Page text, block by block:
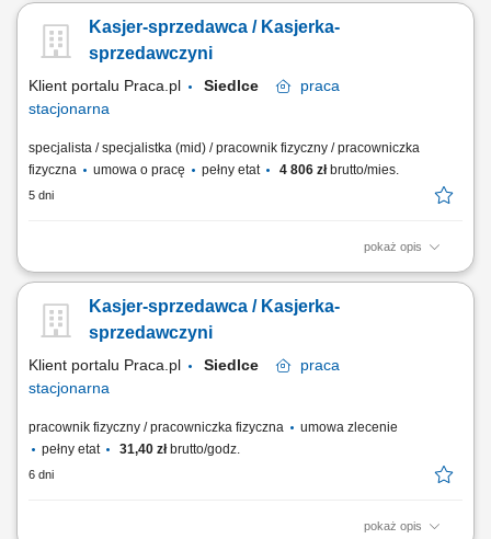
produktów; kontrola dat ważności towarów; praca zmianowa w systemie
2-zmianowym; utrzymywanie porządku na stanowisku pracy;
Kasjer-sprzedawca / Kasjerka-
sprzedawczyni
Klient portalu Praca.pl Siedlce
praca
stacjonarna
specjalista / specjalistka (mid) / pracownik fizyczny / pracowniczka
fizyczna
umowa o pracę pełny etat 4 806 złbrutto/mies.
5 dni
pokaż opis
bieżąca obsługa klientów oraz kasy fiskalnej; realizacja sprzedaży
produktów; kontrola dat ważności towarów; praca zmianowa w systemie
2-zmianowym; utrzymywanie porządku na stanowisku pracy;
Kasjer-sprzedawca / Kasjerka-
sprzedawczyni
Klient portalu Praca.pl Siedlce
praca
stacjonarna
pracownik fizyczny / pracowniczka fizyczna
umowa zlecenie
pełny etat
31,40 złbrutto/godz.
6 dni
pokaż opis